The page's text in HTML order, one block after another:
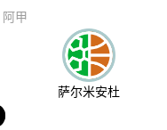
阿甲
萨尔米安杜